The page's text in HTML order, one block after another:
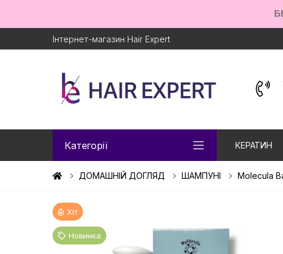
Інтернет-магазин Hair Expert
Категорії КЕРАТИН
ДОМАШНІЙ ДОГЛЯД ШАМПУНІ Molecula
Хіт
Новинка